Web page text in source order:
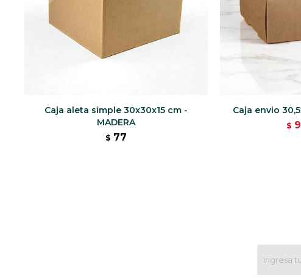
Caja aleta simple 30x30x15 cm -
MADERA
$ 77
Caja envio
$